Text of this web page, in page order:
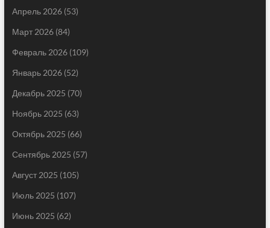
Апрель 2026(53)
Март 2026(84)
Февраль 2026(109)
Январь 2026(52)
Декабрь 2025 (70)
Ноябрь 2025 (63)
Октябрь 2025 (66)
Сентябрь 2025 (57)
Август 2025 (105)
Июль 2025 (107)
Июнь 2025 (62)